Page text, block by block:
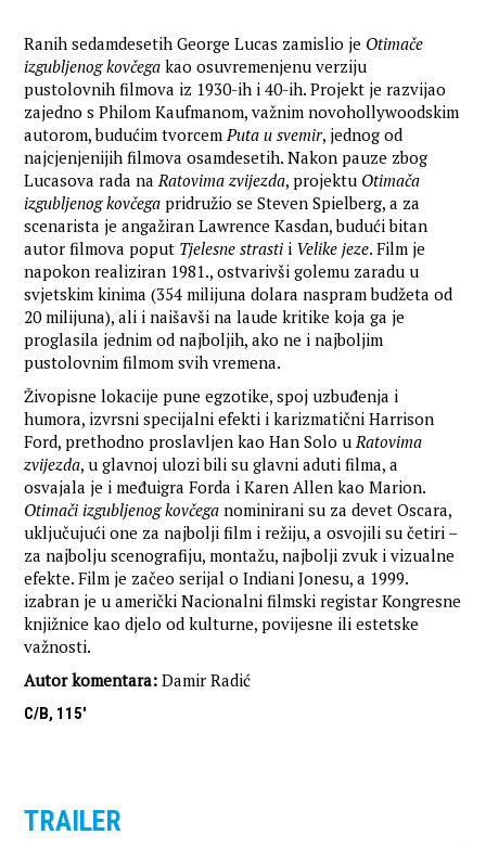
Ranih sedamdesetih George Lucas zamislio je Otimače
izgubljenog kovčega kao osuvremenjenu verziju
pustolovnih filmova iz 1930-ih i 40-ih. Projekt je razvijao
zajedno s Philom Kaufmanom, važnim novohollywoodskim
autorom, budućim tvorcemPuta u svemir, jednog od
najcjenjenijih filmova osamdesetih. Nakon pauze zbog
Lucasova rada naRatovima zvijezda, projektu Otimača
izgubljenog kovčega pridružio se Steven Spielberg, a za
scenarista je angažiran Lawrence Kasdan, budući bitan
autor filmova poput Tjelesne strasti i Velike jeze. Film je
napokon realiziran 1981., ostvarivši golemu zaradu u
svjetskim kinima (354 milijuna dolara naspram budžeta od
20 milijuna), ali i naišavši na laude kritike koja ga je
proglasila jednim od najboljih, ako ne i najboljim
pustolovnim filmom svih vremena.
Živopisne lokacije pune egzotike, spoj uzbuđenja i
humora, izvrsni specijalni efekti i karizmatični Harrison
Ford, prethodno proslavljen kao Han Solo uRatovima
zvijezda, u glavnoj ulozi bili su glavni aduti filma, a
osvajala je i međuigra Forda i Karen Allen kao Marion.
Otimači izgubljenog kovčega nominirani su za devet Oscara,
uključujući one za najbolji film i režiju, a osvojili su četiri –
za najbolju scenografiju, montažu, najbolji zvuk i vizualne
efekte. Film je začeo serijal o Indiani Jonesu, a 1999.
izabran je u američki Nacionalni filmski registar Kongresne
knjižnice kao djelo od kulturne, povijesne ili estetske
važnosti.
Autor komentara: Damir Radić
C/B, 115'
TRAILER